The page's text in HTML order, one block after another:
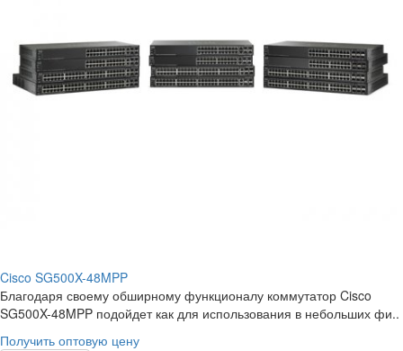
Cisco SG500X-48MPP
Благодаря своему обширному функционалу коммутатор Cisco
SG500X-48MPP подойдет как для использования в небольших фи..
Получить оптовую цену